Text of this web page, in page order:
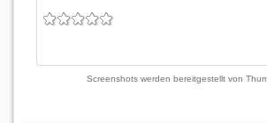
Screenshots werden bereitgestellt von